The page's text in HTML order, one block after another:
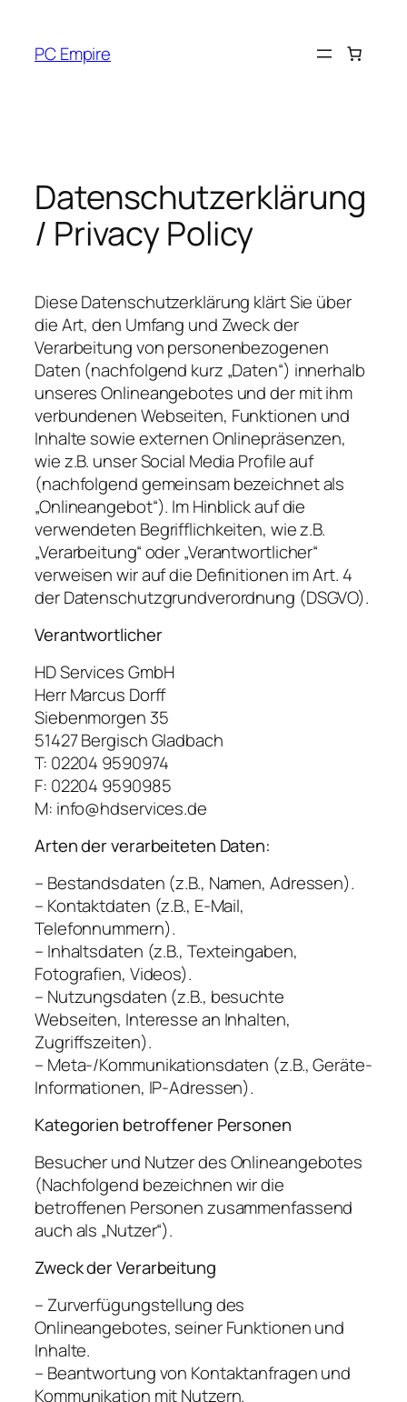
springen
PC Empire
Datenschutzerklärung
/ Privacy Policy
Diese Datenschutzerklärung klärt Sie über
die Art, den Umfang und Zweck der
Verarbeitung von personenbezogenen
Daten (nachfolgend kurz „Daten“) innerhalb
unseres Onlineangebotes und der mit ihm
verbundenen Webseiten, Funktionen und
Inhalte sowie externen Onlinepräsenzen,
wie z.B. unser Social Media Profile auf
(nachfolgend gemeinsam bezeichnet als
„Onlineangebot“). Im Hinblick auf die
verwendeten Begrifflichkeiten, wie z.B.
„Verarbeitung“ oder „Verantwortlicher“
verweisen wir auf die Definitionen im Art. 4
der Datenschutzgrundverordnung (DSGVO).
Verantwortlicher
HD Services GmbH
Herr Marcus Dorff
Siebenmorgen 35
51427 Bergisch Gladbach
T: 02204 9590974
F: 02204 9590985
M: info@hdservices.de
Arten der verarbeiteten Daten:
– Bestandsdaten (z.B., Namen, Adressen).
– Kontaktdaten (z.B., E-Mail,
Telefonnummern).
– Inhaltsdaten (z.B., Texteingaben,
Fotografien, Videos).
– Nutzungsdaten (z.B., besuchte
Webseiten, Interesse an Inhalten,
Zugriffszeiten).
– Meta-/Kommunikationsdaten (z.B., Geräte-
Informationen, IP-Adressen).
Kategorien betroffener Personen
Besucher und Nutzer des Onlineangebotes
(Nachfolgend bezeichnen wir die
betroffenen Personen zusammenfassend
auch als „Nutzer“).
Zweck der Verarbeitung
– Zurverfügungstellung des
Onlineangebotes, seiner Funktionen und
Inhalte.
– Beantwortung von Kontaktanfragen und
Kommunikation mit Nutzern.